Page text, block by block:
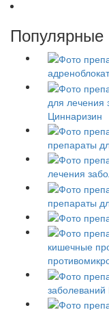
Популярные
для лечения
Циннаризин
препараты
лечения
препараты
кишечные
заболеваний